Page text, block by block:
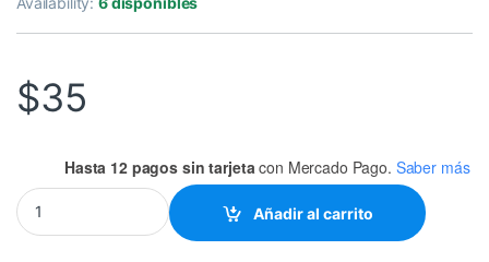
$35
Hasta 12 pagos sin tarjeta con Mercado Pago. Saber más
7402 74HC02 SMD NOR (MODELO ANCHO) quantity
Añadir al carrito